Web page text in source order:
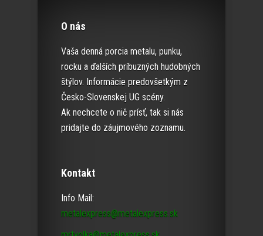
O nás
Vaša denná porcia metalu, punku,
rocku a ďalších príbuzných hudobných
štýlov. Informácie predovšetkým z
Česko-Slovenskej UG scény.
Ak nechcete o nič prísť, tak si nás
pridajte do záujmového zoznamu.
Kontakt
Info Mail:
metalexpress@metalexpress.sk